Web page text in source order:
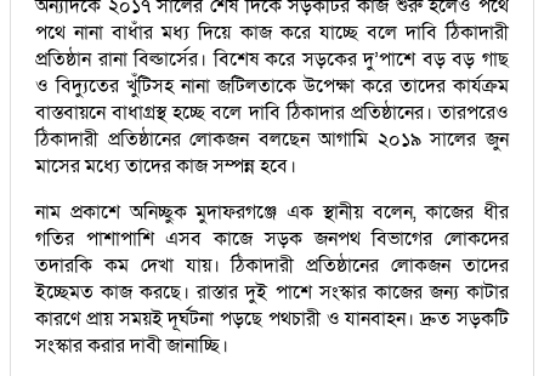
অন্যদিকে ২০১৭ সালের শেষ দিকে সড়কটির কাজ শুরু হলেও পথে
পথে নানা বাধাঁর মধ্য দিয়ে কাজ করে যাচ্ছে বলে দাবি ঠিকাদারী
প্রতিষ্ঠান রানা বিল্ডার্সের। বিশেষ করে সড়কের দু’পাশে বড় বড় গাছ
ও বিদ্যুতের খুঁটিসহ নানা জটিলতাকে উপেক্ষা করে তাদের কার্যক্রম
বাস্তবায়নে বাধাগ্রস্থ হচ্ছে বলে দাবি ঠিকাদার প্রতিষ্ঠানের। তারপরেও
ঠিকাদারী প্রতিষ্ঠানের লোকজন বলছেন আগামি ২০১৯ সালের জুন
মাসের মধ্যে তাদের কাজ সম্পন্ন হবে।
নাম প্রকাশে অনিচ্ছুক মুদাফরগঞ্জে এক স্থানীয় বলেন, কাজের ধীর
গতির পাশাপাশি এসব কাজে সড়ক জনপথ বিভাগের লোকদের
তদারকি কম দেখা যায়। ঠিকাদারী প্রতিষ্ঠানের লোকজন তাদের
ইচ্ছেমত কাজ করছে। রাস্তার দুই পাশে সংস্কার কাজের জন্য কাটার
কারণে প্রায় সময়ই দূর্ঘটনা পড়ছে পথচারী ও যানবাহন। দ্রুত সড়কটি
সংস্কার করার দাবী জানাচ্ছি।